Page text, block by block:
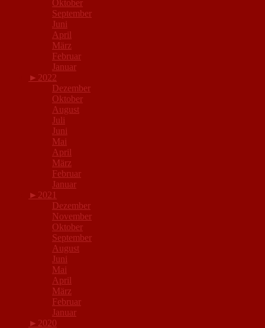
Oktober
September
Juni
April
März
Februar
Januar
► 2022
Dezember
Oktober
August
Juli
Juni
Mai
April
März
Februar
Januar
► 2021
Dezember
November
Oktober
September
August
Juni
Mai
April
März
Februar
Januar
► 2020